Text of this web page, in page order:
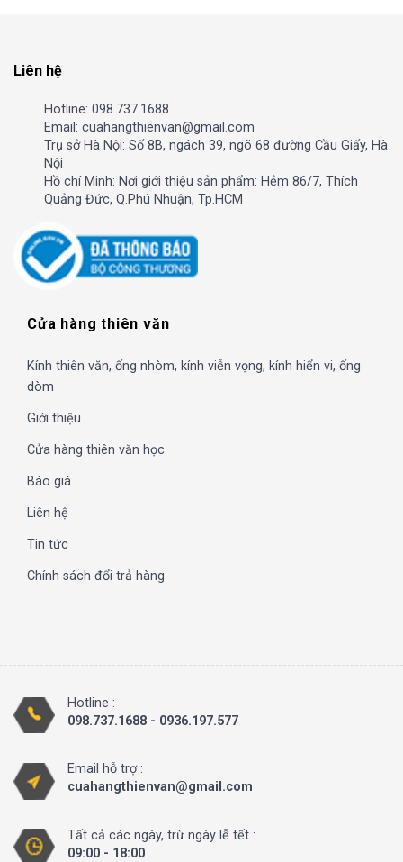
Liên hệ
Hotline: 098.737.1688
Email: cuahangthienvan@gmail.com
Trụ sở Hà Nội: Số 8B, ngách 39, ngõ 68 đường Cầu Giấy, Hà
Nội
Hồ chí Minh: Nơi giới thiệu sản phẩm: Hẻm 86/7, Thích
Quảng Đức, Q.Phú Nhuận, Tp.HCM
Cửa hàng thiên văn
Kính thiên văn, ống nhòm, kính viễn vọng, kính hiển vi, ống
dòm
Giới thiệu
Cửa hàng thiên văn học
Báo giá
Liên hệ
Tin tức
Chính sách đổi trả hàng
Hotline :
098.737.1688 - 0936.197.577
Email hỗ trợ :
cuahangthienvan@gmail.com
Tất cả các ngày, trừ ngày lễ tết :
09:00 - 18:00